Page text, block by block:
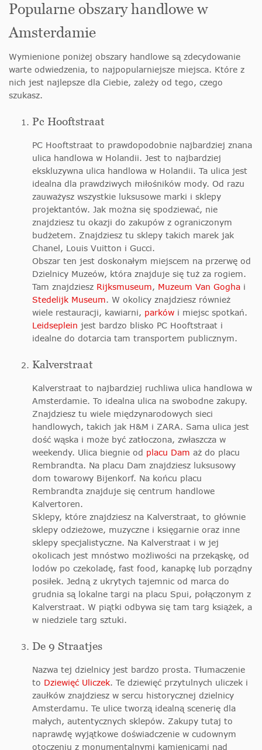
Popularne obszary handlowe w
Amsterdamie
Wymienione poniżej obszary handlowe są zdecydowanie
warte odwiedzenia, to najpopularniejsze miejsca. Które z
nich jest najlepsze dla Ciebie, zależy od tego, czego
szukasz.
Pc Hooftstraat
PC Hooftstraat to prawdopodobnie najbardziej znana
ulica handlowa w Holandii. Jest to najbardziej
ekskluzywna ulica handlowa w Holandii. Ta ulica jest
idealna dla prawdziwych miłośników mody. Od razu
zauważysz wszystkie luksusowe marki i sklepy
projektantów. Jak można się spodziewać, nie
znajdziesz tu okazji do zakupów z ograniczonym
budżetem. Znajdziesz tu sklepy takich marek jak
Chanel, Louis Vuitton i Gucci.
Obszar ten jest doskonałym miejscem na przerwę od
Dzielnicy Muzeów, która znajduje się tuż za rogiem.
Tam znajdziesz Rijksmuseum, Muzeum Van Gogha i
Stedelijk Museum. W okolicy znajdziesz również
wiele restauracji, kawiarni, parków i miejsc spotkań.
Leidseplein jest bardzo blisko PC Hooftstraat i
idealne do dotarcia tam transportem publicznym.
Kalverstraat
Kalverstraat to najbardziej ruchliwa ulica handlowa w
Amsterdamie. To idealna ulica na swobodne zakupy.
Znajdziesz tu wiele międzynarodowych sieci
handlowych, takich jak H&M i ZARA. Sama ulica jest
dość wąska i może być zatłoczona, zwłaszcza w
weekendy. Ulica biegnie od placu Dam aż do placu
Rembrandta. Na placu Dam znajdziesz luksusowy
dom towarowy Bijenkorf. Na końcu placu
Rembrandta znajduje się centrum handlowe
Kalvertoren.
Sklepy, które znajdziesz na Kalverstraat, to głównie
sklepy odzieżowe, muzyczne i księgarnie oraz inne
sklepy specjalistyczne. Na Kalverstraat i w jej
okolicach jest mnóstwo możliwości na przekąskę, od
lodów po czekoladę, fast food, kanapkę lub porządny
posiłek. Jedną z ukrytych tajemnic od marca do
grudnia są lokalne targi na placu Spui, połączonym z
Kalverstraat. W piątki odbywa się tam targ książek, a
w niedziele targ sztuki.
De 9 Straatjes
Nazwa tej dzielnicy jest bardzo prosta. Tłumaczenie
to Dziewięć Uliczek. Te dziewięć przytulnych uliczek i
zaułków znajdziesz w sercu historycznej dzielnicy
Amsterdamu. Te ulice tworzą idealną scenerię dla
małych, autentycznych sklepów. Zakupy tutaj to
naprawdę wyjątkowe doświadczenie w cudownym
otoczeniu z monumentalnymi kamienicami nad